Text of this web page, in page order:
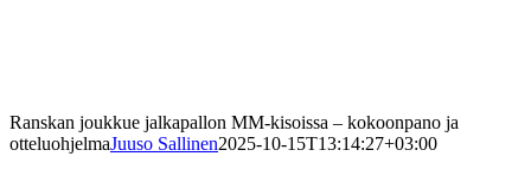
Ranskan joukkue jalkapallon MM-kisoissa – kokoonpano ja
otteluohjelmaJuuso Sallinen2025-10-15T13:14:27+03:00